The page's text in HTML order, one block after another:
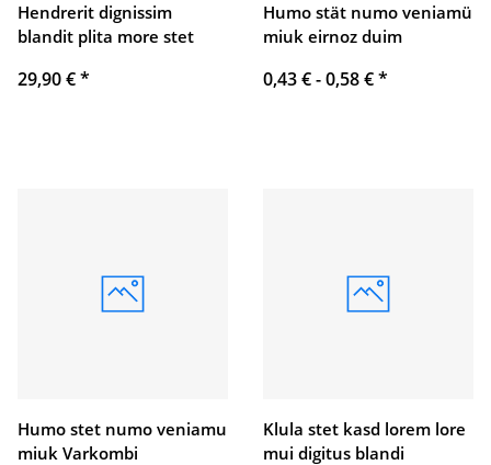
Hendrerit dignissim
blandit plita more stet
29,90 €*
Humo stät numo veniamü
miuk eirnoz duim
0,43 € -0,58 €*
Humo stet numo veniamu
miuk Varkombi
Klula stet kasd lorem lore
mui digitus blandi